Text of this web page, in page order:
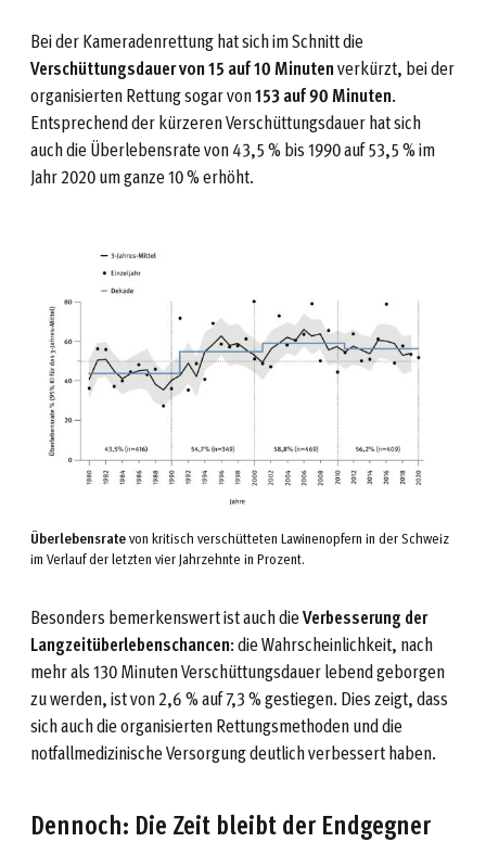
Bei der Kameradenrettung hat sich im Schnitt die
Verschüttungsdauer von 15 auf 10 Minutenverkürzt, bei der
organisierten Rettung sogar von153 auf 90 Minuten.
Entsprechend der kürzeren Verschüttungsdauer hat sich
auch die Überlebensrate von 43,5 % bis 1990 auf 53,5 % im
Jahr 2020 um ganze 10 % erhöht.
Überlebensratevon kritisch verschütteten Lawinenopfern in der Schweiz
im Verlauf der letzten vier Jahrzehnte in Prozent.
Besonders bemerkenswert ist auch dieVerbesserung der
Langzeitüberlebenschancen: die Wahrscheinlichkeit, nach
mehr als 130 Minuten Verschüttungsdauer lebend geborgen
zu werden, ist von 2,6 % auf 7,3 % gestiegen. Dies zeigt, dass
sich auch die organisierten Rettungsmethoden und die
notfallmedizinische Versorgung deutlich verbessert haben.
Dennoch: Die Zeit bleibt der Endgegner